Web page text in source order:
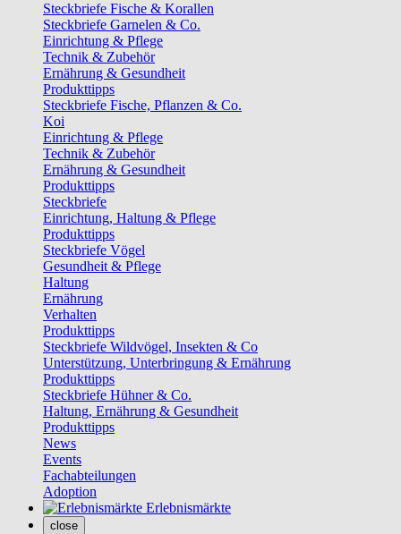
Steckbriefe Fische & Korallen
Steckbriefe Garnelen & Co.
Einrichtung & Pflege
Technik & Zubehör
Ernährung & Gesundheit
Produkttipps
Steckbriefe Fische, Pflanzen & Co.
Koi
Einrichtung & Pflege
Technik & Zubehör
Ernährung & Gesundheit
Produkttipps
Steckbriefe
Einrichtung, Haltung & Pflege
Produkttipps
Steckbriefe Vögel
Gesundheit & Pflege
Haltung
Ernährung
Verhalten
Produkttipps
Steckbriefe Wildvögel, Insekten & Co
Unterstützung, Unterbringung & Ernährung
Produkttipps
Steckbriefe Hühner & Co.
Haltung, Ernährung & Gesundheit
Produkttipps
News
Events
Fachabteilungen
Adoption
Erlebnismärkte
close